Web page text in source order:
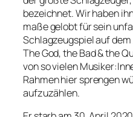
bezeichnet. Wir haben
maße gelobt für sein
Schlagzeugspiel auf dem
The God, the Bad & the
von so vielen
Rahmen hier sprengen
aufzuzählen.